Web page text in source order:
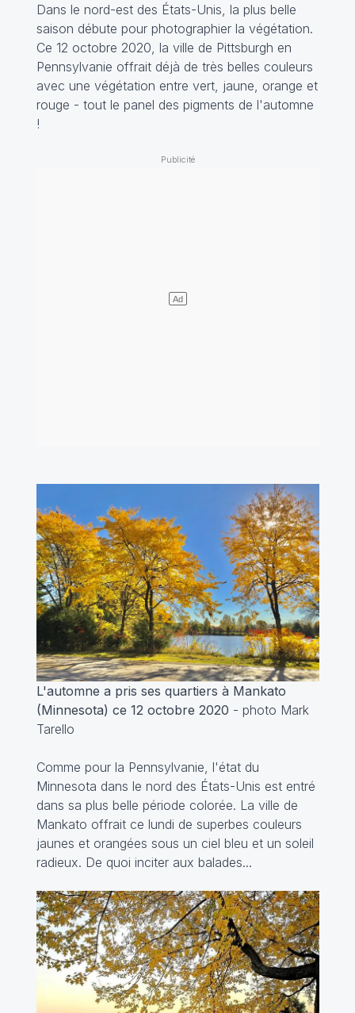
Dans le nord-est des États-Unis, la plus belle
saison débute pour photographier la végétation.
Ce 12 octobre 2020, la ville de Pittsburgh en
Pennsylvanie offrait déjà de très belles couleurs
avec une végétation entre vert, jaune, orange et
rouge - tout le panel des pigments de l'automne
!
L'automne a pris ses quartiers à Mankato
(Minnesota) ce 12 octobre 2020 - photo Mark
Tarello
Comme pour la Pennsylvanie, l'état du
Minnesota dans le nord des États-Unis est entré
dans sa plus belle période colorée. La ville de
Mankato offrait ce lundi de superbes couleurs
jaunes et orangées sous un ciel bleu et un soleil
radieux. De quoi inciter aux balades...